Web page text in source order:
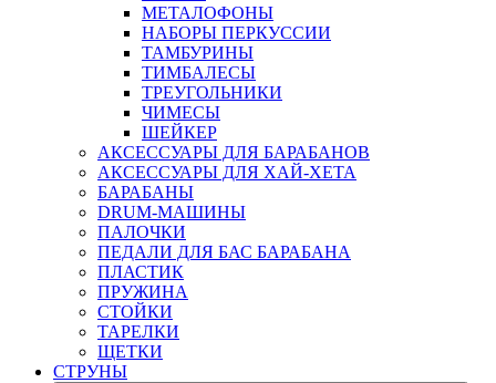
МЕТАЛОФОНЫ
НАБОРЫ ПЕРКУССИИ
ТАМБУРИНЫ
ТИМБАЛЕСЫ
ТРЕУГОЛЬНИКИ
ЧИМЕСЫ
ШЕЙКЕР
АКСЕССУАРЫ ДЛЯ БАРАБАНОВ
АКСЕССУАРЫ ДЛЯ ХАЙ-ХЕТА
БАРАБАНЫ
DRUM-МАШИНЫ
ПАЛОЧКИ
ПЕДАЛИ ДЛЯ БАС БАРАБАНА
ПЛАСТИК
ПРУЖИНА
СТОЙКИ
ТАРЕЛКИ
ЩЕТКИ
СТРУНЫ